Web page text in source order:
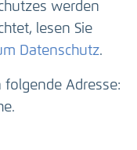
werden
lesen Sie
Datenschutz.
Adresse: